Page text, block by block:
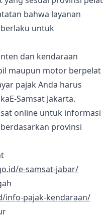
bahwa layanan
untuk
dan kendaraan
maupun motor berpelat
pajak Anda harus
Samsat Jakarta.
online untuk informasi
provinsi
e-samsat-jabar/
info-pajak-kendaraan/